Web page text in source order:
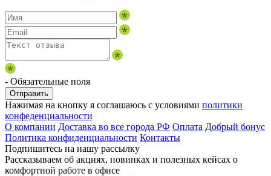
- Обязательные поля
Отправить
Нажимая на кнопку я соглашаюсь с условиями политики
конфеденциальности
О компании Доставка во все города РФ Оплата Добрый бонус
Политика конфиденциальности Контакты
Подпишитесь на нашу рассылку
Рассказываем об акциях, новинках и полезных кейсах о
комфортной работе в офисе